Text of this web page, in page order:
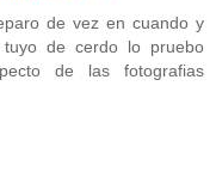
de vez en cuando y
de cerdo lo pruebo
de las fotografias